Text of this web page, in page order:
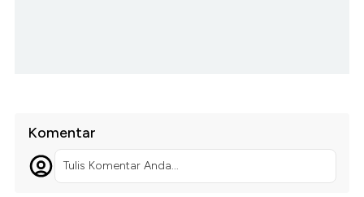
Komentar
Tulis Komentar Anda...